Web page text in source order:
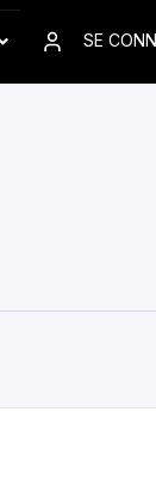
SE